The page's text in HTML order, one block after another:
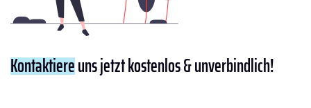
Kontaktiereuns jetzt kostenlos & unverbindlich!